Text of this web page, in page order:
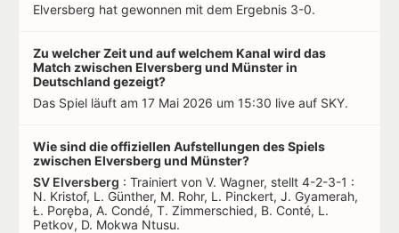
Elversberg hat gewonnen mit dem Ergebnis 3-0.
Zu welcher Zeit und auf welchem Kanal wird das
Match zwischen Elversberg und Münster in
Deutschland gezeigt?
Das Spiel läuft am 17 Mai 2026 um 15:30 live auf SKY.
Wie sind die offiziellen Aufstellungen des Spiels
zwischen Elversberg und Münster?
SV Elversberg : Trainiert von V. Wagner, stellt 4-2-3-1 :
N. Kristof, L. Günther, M. Rohr, L. Pinckert, J. Gyamerah,
Ł. Poręba, A. Condé, T. Zimmerschied, B. Conté, L.
Petkov, D. Mokwa Ntusu.